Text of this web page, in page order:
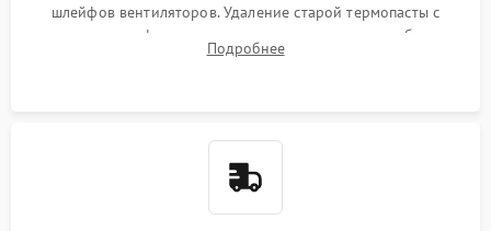
шлейфов вентиляторов. Удаление старой термопасты с
кристалла графического чипа и термопрокладок с банок
памяти и зоны VRM. Очистка платы от пыли и окислов.
Подробнее